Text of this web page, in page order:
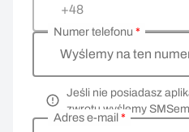
+48
Wyślemy na ten
Numer telefonu *
Jeśli nie posiadasz
zwrotu wyślemy
Adres e-mail *